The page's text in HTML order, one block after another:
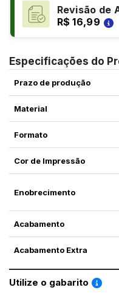
Revisão de
R$ 16,99
Especificações do
Prazo de produção
Material
Formato
Cor de Impressão
Enobrecimento
Acabamento
Acabamento Extra
Utilize o gabarito